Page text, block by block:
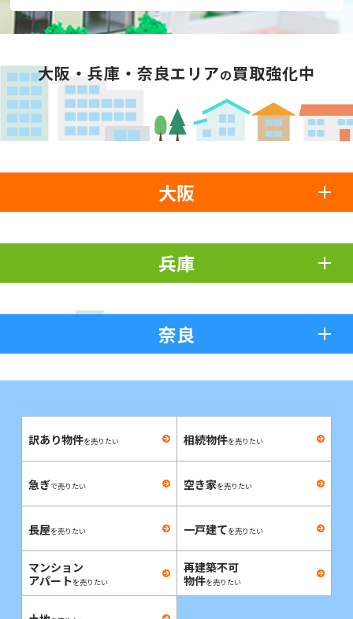
大阪・兵庫・奈良エリアの買取強化中
大阪
兵庫
奈良
訳あり物件を売りたい 相続物件を売りたい
急ぎで売りたい 空き家を売りたい
長屋を売りたい 一戸建てを売りたい
マンション
アパートを売りたい
再建築不可
物件を売りたい